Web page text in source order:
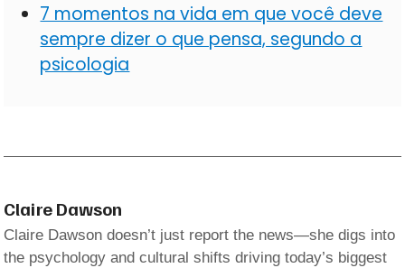
7 momentos na vida em que você deve
sempre dizer o que pensa, segundo a
psicologia
Claire Dawson
Claire Dawson doesn’t just report the news—she digs into
the psychology and cultural shifts driving today’s biggest